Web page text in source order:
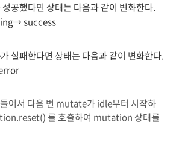
공했다면 상태는 다음과 같이 변화한다.
success
실패한다면 상태는 다음과 같이 변화한다.
어서 다음 번 mutate가 idle부터 시작하
를 호출하여 mutation 상태를